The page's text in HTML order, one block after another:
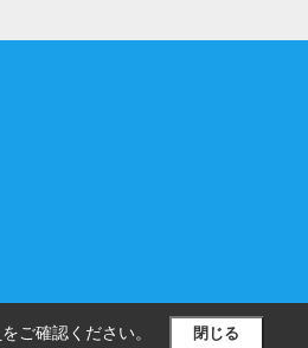
をご確認ください。 閉じる